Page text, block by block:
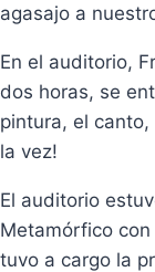
agasajo a
En el auditorio,
dos horas, se
pintura, el canto,
la vez!
El auditorio
Metamórfico
tuvo a cargo la